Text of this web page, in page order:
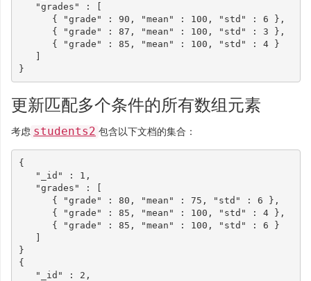
"grades"
:
[
{
"grade" : 90 , "mean" : 100 , "std" : 6
},
{
"grade" : 87 , "mean" : 100 , "std" : 3
},
{
"grade" : 85 , "mean" : 100 , "std" : 4
}
]
}
更新匹配多个条件的所有数组元素
考虑 students2 包含以下文档的集合：
{
"_id"
: 1 ,
"grades"
:
[
{
"grade" : 80 , "mean" : 75 , "std" : 6
},
{
"grade" : 85 , "mean" : 100 , "std" : 4
},
{
"grade" : 85 , "mean" : 100 , "std" : 6
}
]
}
{
"_id"
: 2 ,